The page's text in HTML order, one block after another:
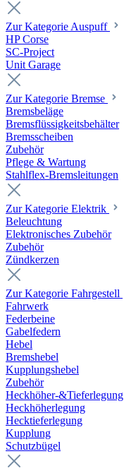
Zur Kategorie Auspuff
HP Corse
SC-Project
Unit Garage
Zur Kategorie Bremse
Bremsbeläge
Bremsflüssigkeitsbehälter
Bremsscheiben
Zubehör
Pflege & Wartung
Stahlflex-Bremsleitungen
Zur Kategorie Elektrik
Beleuchtung
Elektronisches Zubehör
Zubehör
Zündkerzen
Zur Kategorie Fahrgestell
Fahrwerk
Federbeine
Gabelfedern
Hebel
Bremshebel
Kupplungshebel
Zubehör
Heckhöher-&Tieferlegung
Heckhöherlegung
Hecktieferlegung
Kupplung
Schutzbügel